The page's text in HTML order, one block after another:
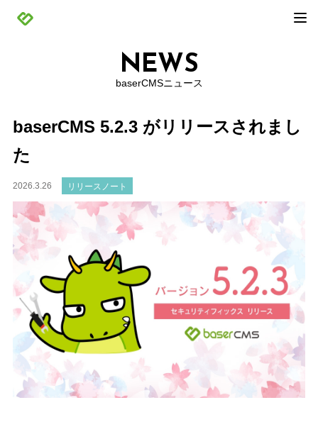
NEWS
baserCMSニュース
baserCMS 5.2.3 がリリースされまし
た
2026.3.26 リリースノート